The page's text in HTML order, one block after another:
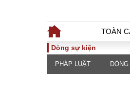
TOÀN
TOÀN
Dòng sự kiện
PHÁP LUẬT